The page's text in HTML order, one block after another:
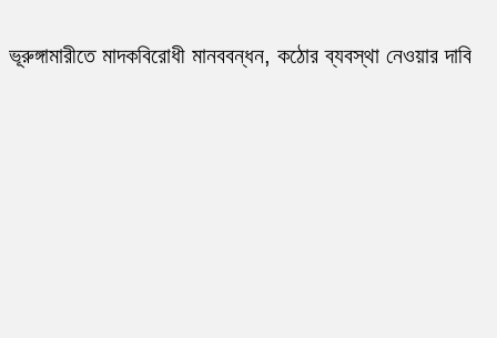
ভূরুঙ্গামারীতে মাদকবিরোধী মানববন্ধন, কঠোর ব্যবস্থা নেওয়ার দাবি